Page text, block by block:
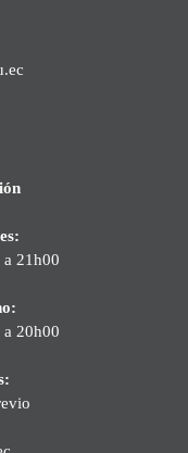
21h00
20h00